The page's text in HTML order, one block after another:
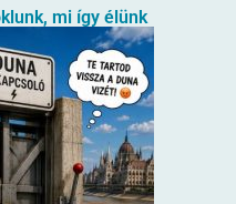
mi így élünk